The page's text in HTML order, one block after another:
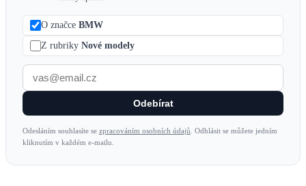
O značce BMW
Z rubriky Nové modely
Odebírat
Odesláním souhlasíte se zpracováním osobních údajů . Odhlásit se můžete jedním
kliknutím v každém e-mailu.